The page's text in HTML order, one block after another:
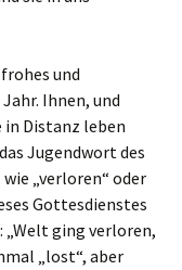
und
Ihnen, und
in Distanz leben
Jugendwort des
„verloren“ oder
Gottesdienstes
„Welt ging verloren,
„lost“, aber